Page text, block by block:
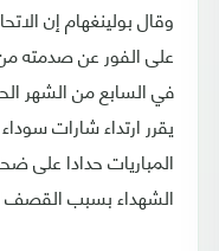
وقال بولينغهام إن
على الفور عن صدمته
في السابع من الشهر
يقرر ارتداء شارات
المباريات حدادا على
الشهداء بسبب القصف